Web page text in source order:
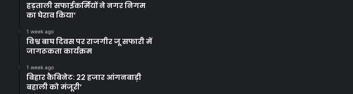
हड़ताली सफाईकर्मियों ने नगर निगम
का घेराव किया’
1 week ago
विश्व बाघ दिवस पर राजगीर जू सफारी में
जागरूकता कार्यक्रम
1 week ago
बिहार कैबिनेट: 22 हजार आंगनबाड़ी
बहाली को मंजूरी’